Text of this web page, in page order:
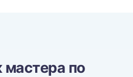
мастера по